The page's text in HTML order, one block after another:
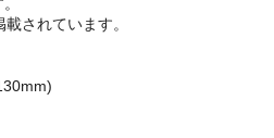
されています。